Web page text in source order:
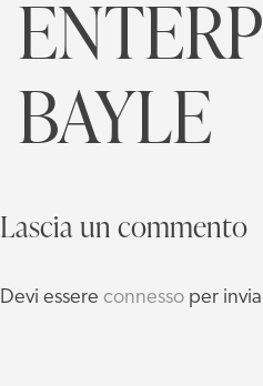
BAYLE
Lascia un commento
Devi essere connesso per